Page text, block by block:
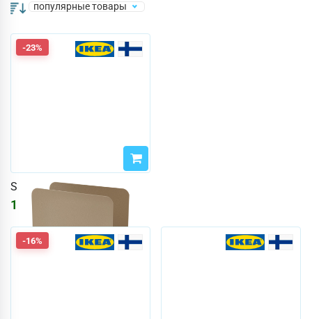
популярные товары
-23%
SKOGSRÖR
151
-16%